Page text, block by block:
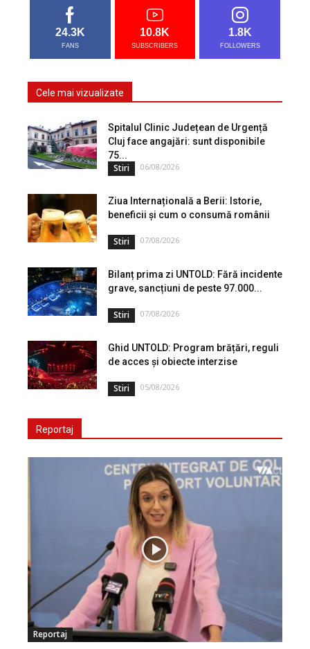
24.3K
FANS
10.8K
SUBSCRIBERS
1.8K
FOLLOWERS
Cele mai vizualizate
Spitalul Clinic Județean de Urgență
Cluj face angajări: sunt disponibile
75...
Stiri 06/08/2026
Ziua Internațională a Berii: Istorie,
beneficii și cum o consumă românii
Stiri 07/08/2026
Bilanț prima zi UNTOLD: Fără incidente
grave, sancțiuni de peste 97.000...
Stiri 07/08/2026
Ghid UNTOLD: Program brățări, reguli
de acces și obiecte interzise
Stiri 05/08/2026
Reportaj
Reportaj